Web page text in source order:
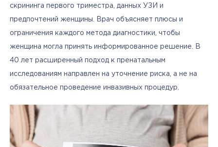
скрининга первого триместра, данных УЗИ и
предпочтений женщины. Врач объясняет плюсы и
ограничения каждого метода диагностики, чтобы
женщина могла принять информированное решение. В
40 лет расширенный подход к пренатальным
исследованиям направлен на уточнение риска, а не на
обязательное проведение инвазивных процедур.